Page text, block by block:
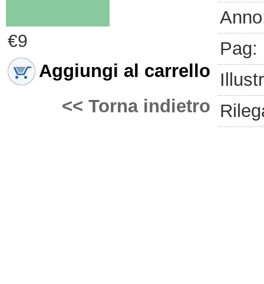
€9
Aggiungi al carrello
<< Torna indietro
Pag: